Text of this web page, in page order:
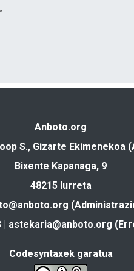
Anboto.org
S., Gizarte Ekimenekoa
Bixente Kapanaga, 9
48215 Iurreta
astekaria@anboto.org
Codesyntaxek garatua